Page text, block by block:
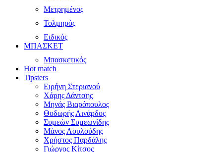
Μετρημένος
Τολμηρός
Ειδικός
ΜΠΑΣΚΕΤ
Μπασκετικός
Hot match
Tipsters
Ειρήνη Στεριανού
Χάρης Δάντσης
Μηνάς Βιαρόπουλος
Θοδωρής Λινάρδος
Συμεών Συμεωνίδης
Μάνος Λουλούδης
Χρήστος Παρδάλης
Γιώργος Κίτσος